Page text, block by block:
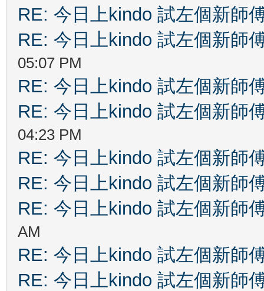
RE: 今日上kindo 試左個新師
RE: 今日上kindo 試左個新師
05:07 PM
RE: 今日上kindo 試左個新師
RE: 今日上kindo 試左個新師
04:23 PM
RE: 今日上kindo 試左個新師
RE: 今日上kindo 試左個新師
RE: 今日上kindo 試左個新師
AM
RE: 今日上kindo 試左個新師
RE: 今日上kindo 試左個新師